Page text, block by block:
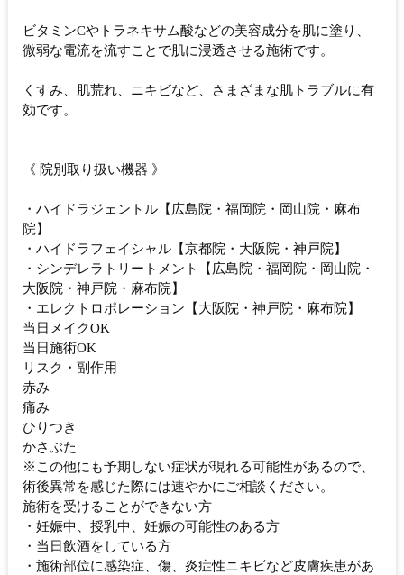
ビタミンCやトラネキサム酸などの美容成分を肌に塗り、
微弱な電流を流すことで肌に浸透させる施術です。
くすみ、肌荒れ、ニキビなど、さまざまな肌トラブルに有
効です。
《 院別取り扱い機器 》
・ハイドラジェントル【広島院・福岡院・岡山院・麻布
院】
・ハイドラフェイシャル【京都院・大阪院・神戸院】
・シンデレラトリートメント【広島院・福岡院・岡山院・
大阪院・神戸院・麻布院】
・エレクトロポレーション【大阪院・神戸院・麻布院】
当日メイクOK
当日施術OK
リスク・副作用
赤み
痛み
ひりつき
かさぶた
※この他にも予期しない症状が現れる可能性があるので、
術後異常を感じた際には速やかにご相談ください。
施術を受けることができない方
・妊娠中、授乳中、妊娠の可能性のある方
・当日飲酒をしている方
・施術部位に感染症、傷、炎症性ニキビなど皮膚疾患があ